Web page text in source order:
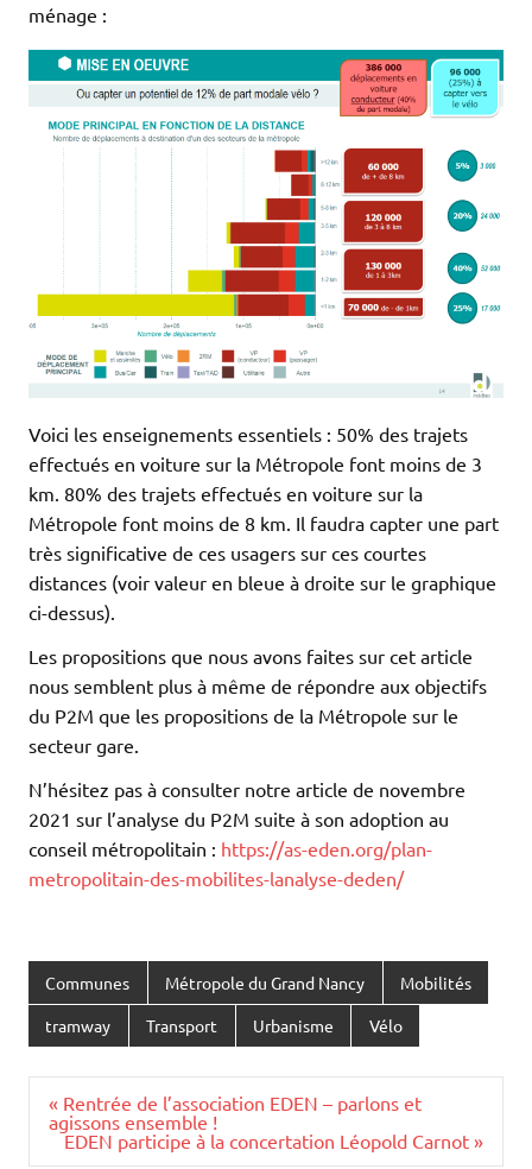
ménage :
Voici les enseignements essentiels : 50% des trajets
effectués en voiture sur la Métropole font moins de 3
km. 80% des trajets effectués en voiture sur la
Métropole font moins de 8 km. Il faudra capter une part
très significative de ces usagers sur ces courtes
distances (voir valeur en bleue à droite sur le graphique
ci-dessus).
Les propositions que nous avons faites sur cet article
nous semblent plus à même de répondre aux objectifs
du P2M que les propositions de la Métropole sur le
secteur gare.
N’hésitez pas à consulter notre article de novembre
2021 sur l’analyse du P2M suite à son adoption au
conseil métropolitain : https://as-eden.org/plan-
metropolitain-des-mobilites-lanalyse-deden/
Communes Métropole du Grand Nancy Mobilités
tramway Transport Urbanisme Vélo
Navigation
de
l’article
« Rentrée de l’association EDEN – parlons et
agissons ensemble !
EDEN participe à la concertation Léopold Carnot »